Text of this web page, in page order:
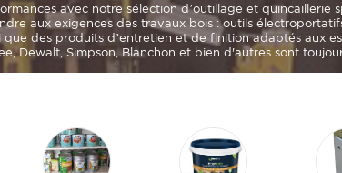
avec notre sélection d’outillage et quincaillerie
aux exigences des travaux bois :outils
que des produits d’entretien et de finition adaptés aux
Dewalt, Simpson, Blanchon et bien d'autres sont